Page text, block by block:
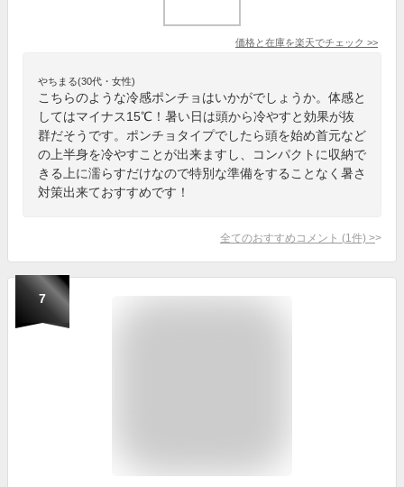
価格と在庫を楽天でチェック >>
やちまる(30代・女性)
こちらのような冷感ポンチョはいかがでしょうか。体感と
してはマイナス15℃！暑い日は頭から冷やすと効果が抜
群だそうです。ポンチョタイプでしたら頭を始め首元など
の上半身を冷やすことが出来ますし、コンパクトに収納で
きる上に濡らすだけなので特別な準備をすることなく暑さ
対策出来ておすすめです！
全てのおすすめコメント (1 件) >
7